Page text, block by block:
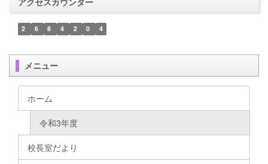
2 6 8 4 2 0 4
メニュー
ホーム
令和3年度
校長室だより